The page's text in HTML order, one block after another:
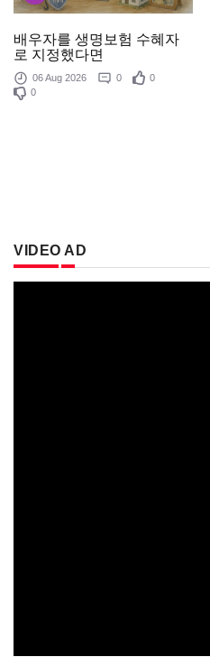
배우자를 생명보험 수혜자
로 지정했다면
06 Aug 2026 0
0
0
VIDEO AD